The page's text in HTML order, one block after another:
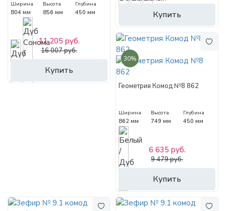
Ширина
804 мм
Высота
856 мм
Глубина
450 мм
Купить
11 205 руб.
16 007 руб.
Купить
30%
Геометрия Комод №8 862
Ширина
862 мм
Высота
749 мм
Глубина
450 мм
Купить
6 635 руб.
9 479 руб.